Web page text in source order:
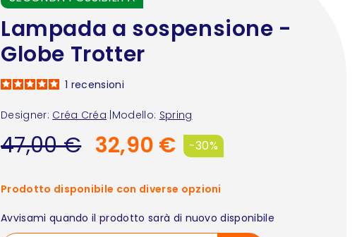
Lampada a sospensione -
Globe Trotter
Designer: Créa Créa Modello: Spring
1 recensioni
47,00 € -30%
32,90 €
Prodotto disponibile con diverse opzioni
Avvisami quando il prodotto sarà di nuovo disponibile